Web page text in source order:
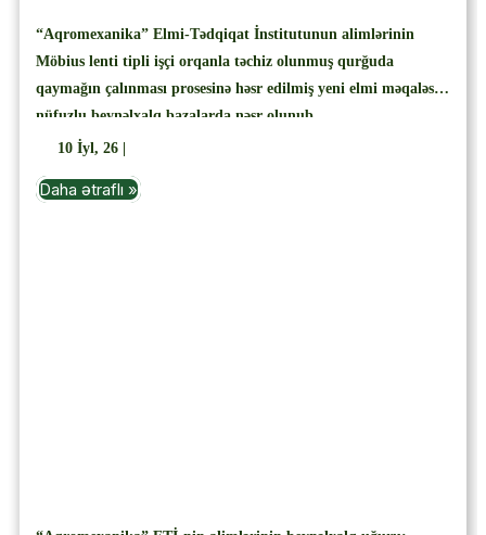
“Aqromexanika” Elmi-Tədqiqat İnstitutunun alimlərinin
Möbius lenti tipli işçi orqanla təchiz olunmuş qurğuda
qaymağın çalınması prosesinə həsr edilmiş yeni elmi məqaləsi
nüfuzlu beynəlxalq bazalarda nəşr olunub
10 İyl, 26 |
Daha ətraflı »